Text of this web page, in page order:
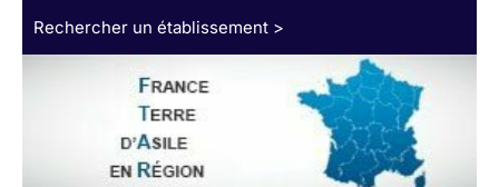
Rechercher un établissement >